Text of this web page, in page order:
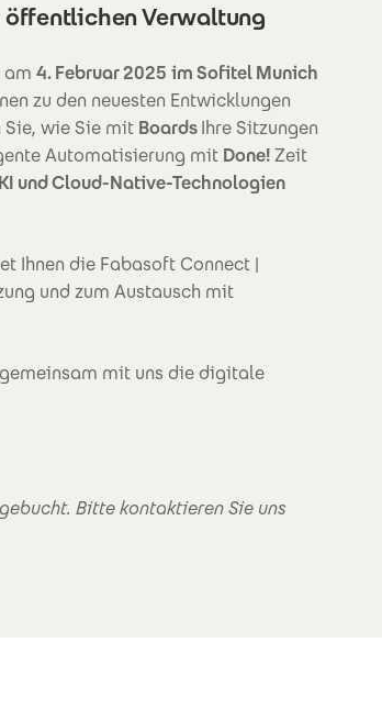
Verwaltung
am 4. Februar 2025 im Sofitel Munich
zu den neuesten Entwicklungen
wie Sie mit BoardsIhre Sitzungen
Automatisierung mit Done!Zeit
KI und Cloud-Native-Technologien
Ihnen die Fabasoft Connect |
und zum Austausch mit
mit uns die digitale
Bitte kontaktieren Sie uns